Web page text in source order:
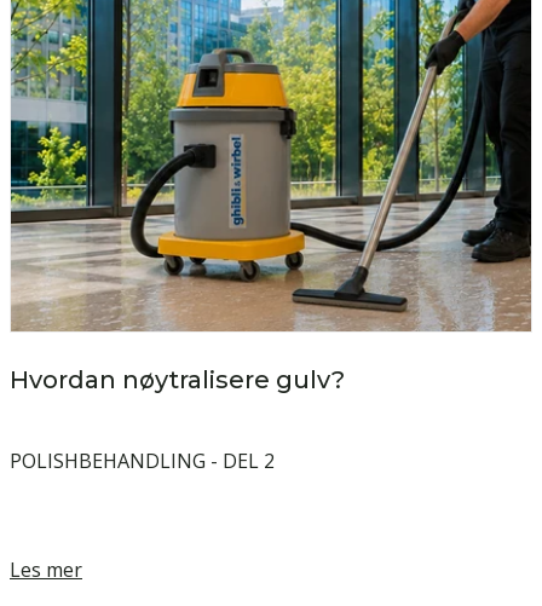
Hvordan nøytralisere gulv?
POLISHBEHANDLING - DEL 2
Les mer